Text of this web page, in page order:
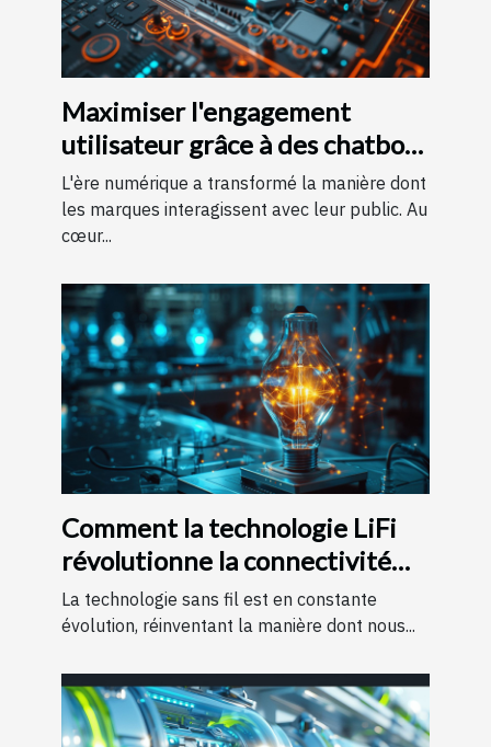
Maximiser l'engagement
utilisateur grâce à des chatbots
IA sur des pages d'accueil
L'ère numérique a transformé la manière dont
les marques interagissent avec leur public. Au
cœur...
Comment la technologie LiFi
révolutionne la connectivité
internet
La technologie sans fil est en constante
évolution, réinventant la manière dont nous...